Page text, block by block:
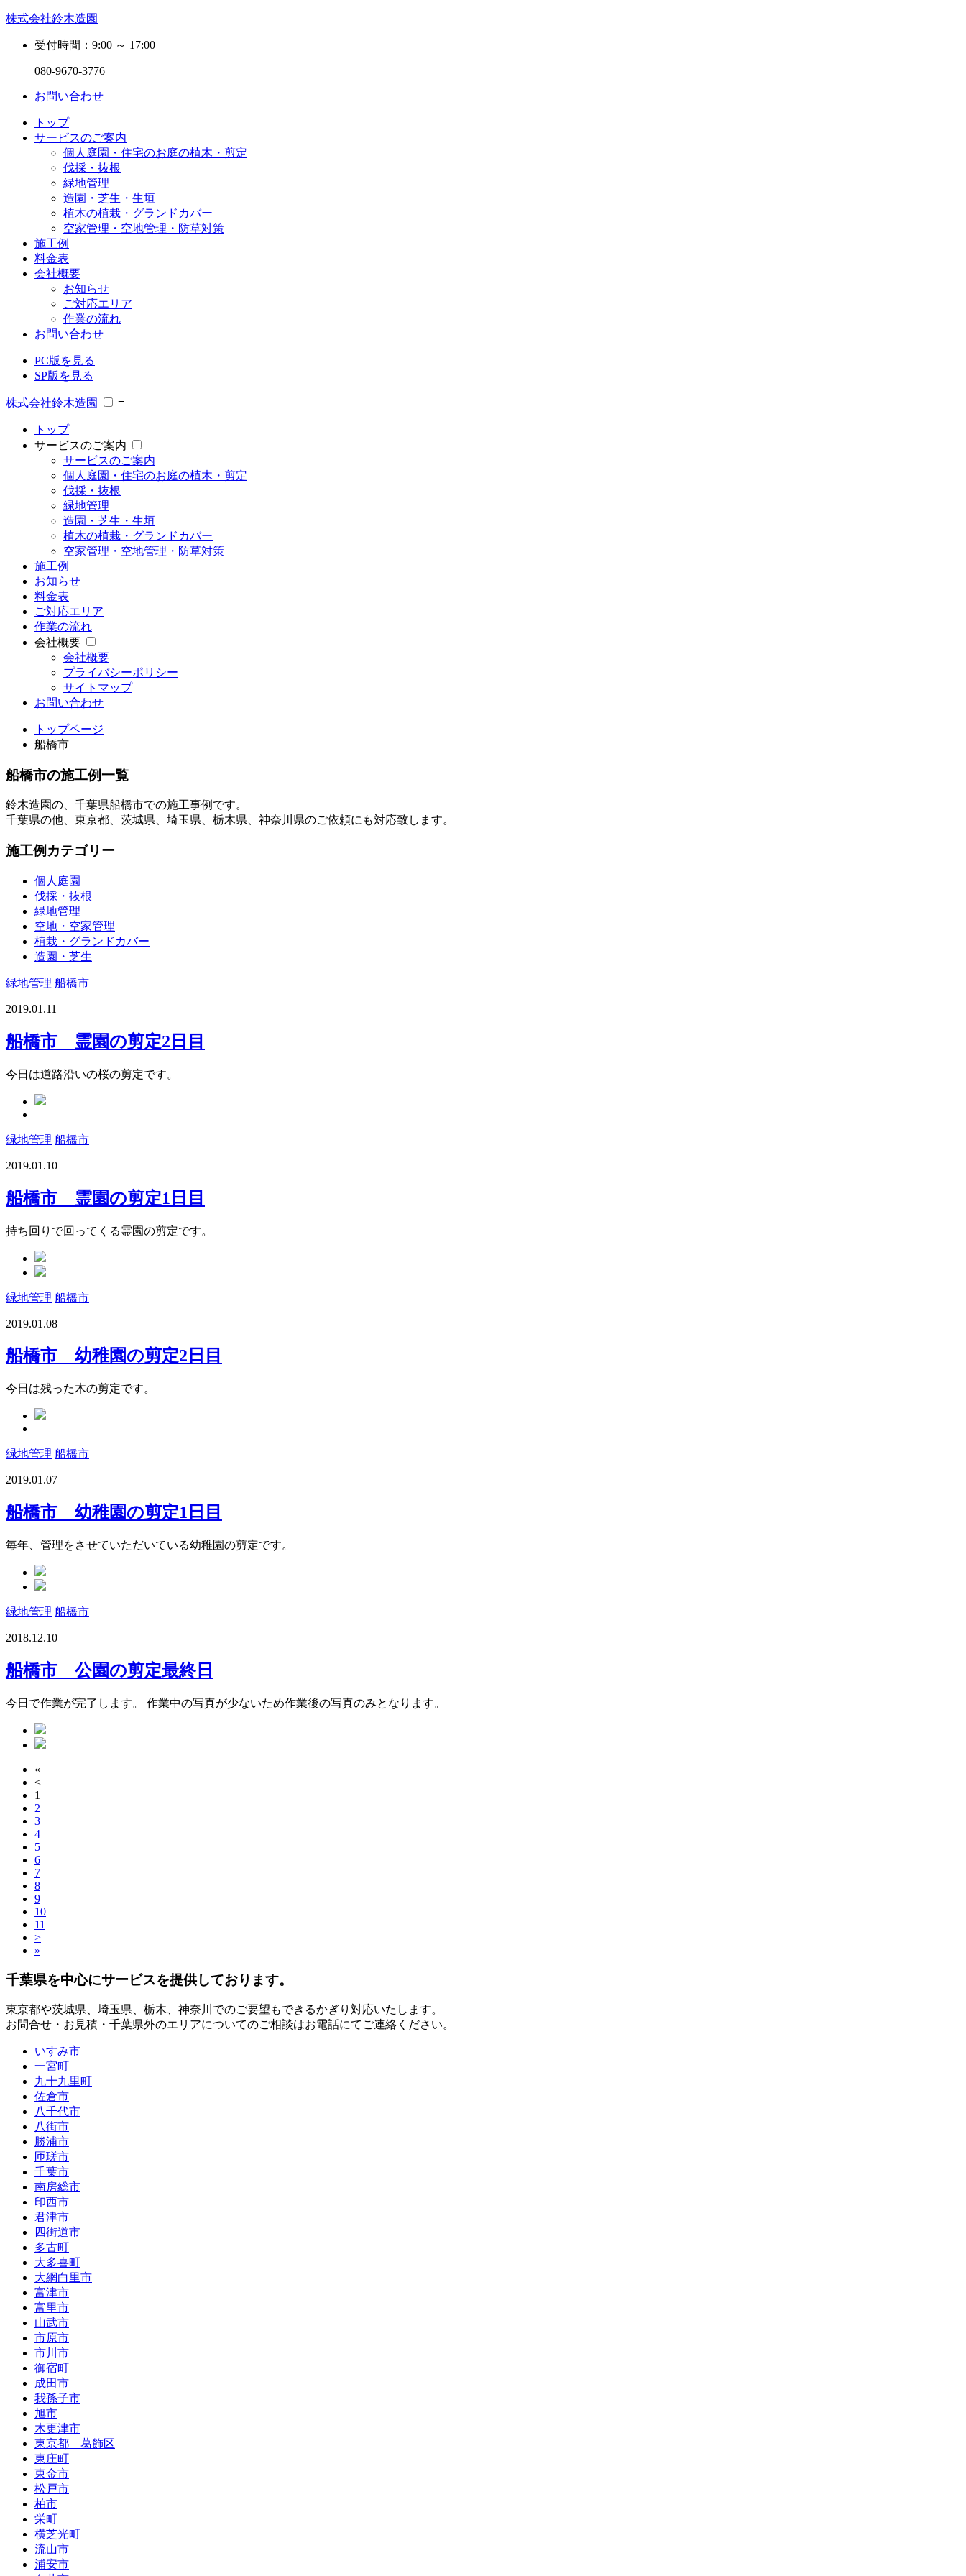
株式会社鈴木造園
受付時間：9:00 ～ 17:00
080-9670-3776
お問い合わせ
トップ
サービスのご案内
個人庭園・住宅のお庭の植木・剪定
伐採・抜根
緑地管理
造園・芝生・生垣
植木の植栽・グランドカバー
空家管理・空地管理・防草対策
施工例
料金表
会社概要
お知らせ
ご対応エリア
作業の流れ
お問い合わせ
PC版を見る
SP版を見る
株式会社鈴木造園 ≡
トップ
サービスのご案内
サービスのご案内
個人庭園・住宅のお庭の植木・剪定
伐採・抜根
緑地管理
造園・芝生・生垣
植木の植栽・グランドカバー
空家管理・空地管理・防草対策
施工例
お知らせ
料金表
ご対応エリア
作業の流れ
会社概要
会社概要
プライバシーポリシー
サイトマップ
お問い合わせ
トップページ
船橋市
船橋市の施工例一覧
鈴木造園の、千葉県船橋市での施工事例です。
千葉県の他、東京都、茨城県、埼玉県、栃木県、神奈川県のご依頼にも対応致します。
施工例カテゴリー
個人庭園
伐採・抜根
緑地管理
空地・空家管理
植栽・グランドカバー
造園・芝生
緑地管理 船橋市
2019.01.11
船橋市 霊園の剪定2日目
今日は道路沿いの桜の剪定です。
緑地管理 船橋市
2019.01.10
船橋市 霊園の剪定1日目
持ち回りで回ってくる霊園の剪定です。
緑地管理 船橋市
2019.01.08
船橋市 幼稚園の剪定2日目
今日は残った木の剪定です。
緑地管理 船橋市
2019.01.07
船橋市 幼稚園の剪定1日目
毎年、管理をさせていただいている幼稚園の剪定です。
緑地管理 船橋市
2018.12.10
船橋市 公園の剪定最終日
今日で作業が完了します。 作業中の写真が少ないため作業後の写真のみとなります。
«
<
1
2
3
4
5
6
7
8
9
10
11
>
»
千葉県を中心にサービスを提供しております。
東京都や茨城県 埼玉県 栃木 神奈川 でのご要望もできるかぎり対応いたします。
お問合せ・お見積・千葉県外のエリアについてのご相談はお電話にてご連絡ください。
いすみ市
一宮町
九十九里町
佐倉市
八千代市
八街市
勝浦市
匝瑳市
千葉市
南房総市
印西市
君津市
四街道市
多古町
大多喜町
大網白里市
富津市
富里市
山武市
市原市
市川市
御宿町
成田市
我孫子市
旭市
木更津市
東京都 葛飾区
東庄町
東金市
松戸市
柏市
栄町
横芝光町
流山市
浦安市